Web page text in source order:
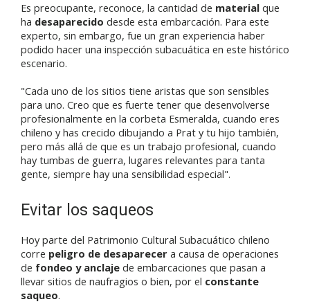
Es preocupante, reconoce, la cantidad de material que
ha desaparecido desde esta embarcación. Para este
experto, sin embargo, fue un gran experiencia haber
podido hacer una inspección subacuática en este histórico
escenario.
"Cada uno de los sitios tiene aristas que son sensibles
para uno. Creo que es fuerte tener que desenvolverse
profesionalmente en la corbeta Esmeralda, cuando eres
chileno y has crecido dibujando a Prat y tu hijo también,
pero más allá de que es un trabajo profesional, cuando
hay tumbas de guerra, lugares relevantes para tanta
gente, siempre hay una sensibilidad especial".
Evitar los saqueos
Hoy parte del Patrimonio Cultural Subacuático chileno
corre peligro de desaparecer a causa de operaciones
de fondeo y anclaje de embarcaciones que pasan a
llevar sitios de naufragios o bien, por el constante
saqueo.